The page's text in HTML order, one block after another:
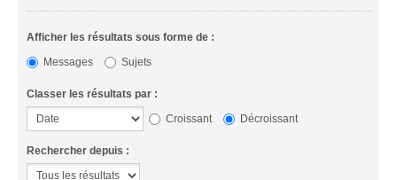
Afficher les résultats sous forme de :
Messages
Sujets
Classer les résultats par :
Croissant
Décroissant
Rechercher depuis :